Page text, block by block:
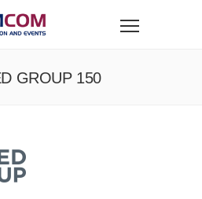
GROUP 150